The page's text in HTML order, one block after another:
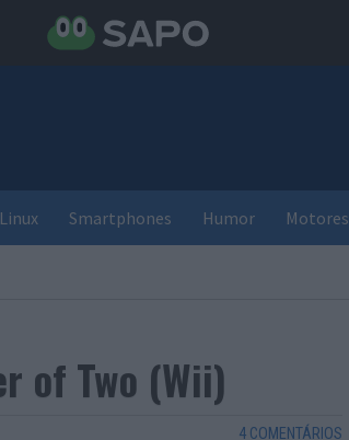
Linux Smartphones Humor Motores
of Two (Wii)
4 COMENTÁRIOS